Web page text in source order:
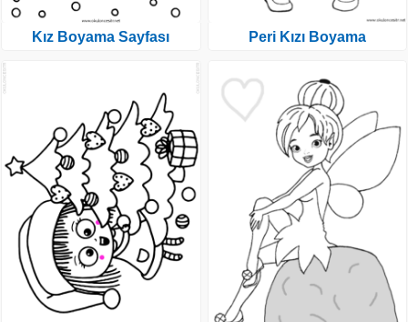
Kız Boyama Sayfası Peri Kızı Boyama